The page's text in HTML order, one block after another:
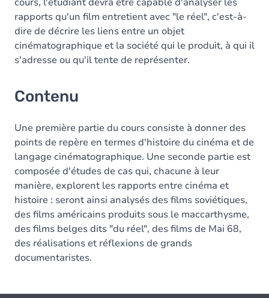
rapports qu'un film entretient avec "le réel", c'est-à-
dire de décrire les liens entre un objet
cinématographique et la société qui le produit, à qui il
s'adresse ou qu'il tente de représenter.
Contenu
Une première partie du cours consiste à donner des
points de repère en termes d'histoire du cinéma et de
langage cinématographique. Une seconde partie est
composée d'études de cas qui, chacune à leur
manière, explorent les rapports entre cinéma et
histoire : seront ainsi analysés des films soviétiques,
des films américains produits sous le maccarthysme,
des films belges dits "du réel", des films de Mai 68,
des réalisations et réflexions de grands
documentaristes.